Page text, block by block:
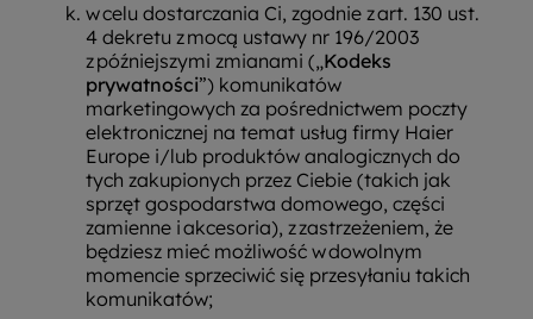
w celu dostarczania Ci, zgodnie z art. 130 ust.
4 dekretu z mocą ustawy nr 196/2003
z późniejszymi zmianami („Kodeks
prywatności”) komunikatów
marketingowych za pośrednictwem poczty
elektronicznej na temat usług firmy Haier
Europe i/lub produktów analogicznych do
tych zakupionych przez Ciebie (takich jak
sprzęt gospodarstwa domowego, części
zamienne i akcesoria), z zastrzeżeniem, że
będziesz mieć możliwość w dowolnym
momencie sprzeciwić się przesyłaniu takich
komunikatów;